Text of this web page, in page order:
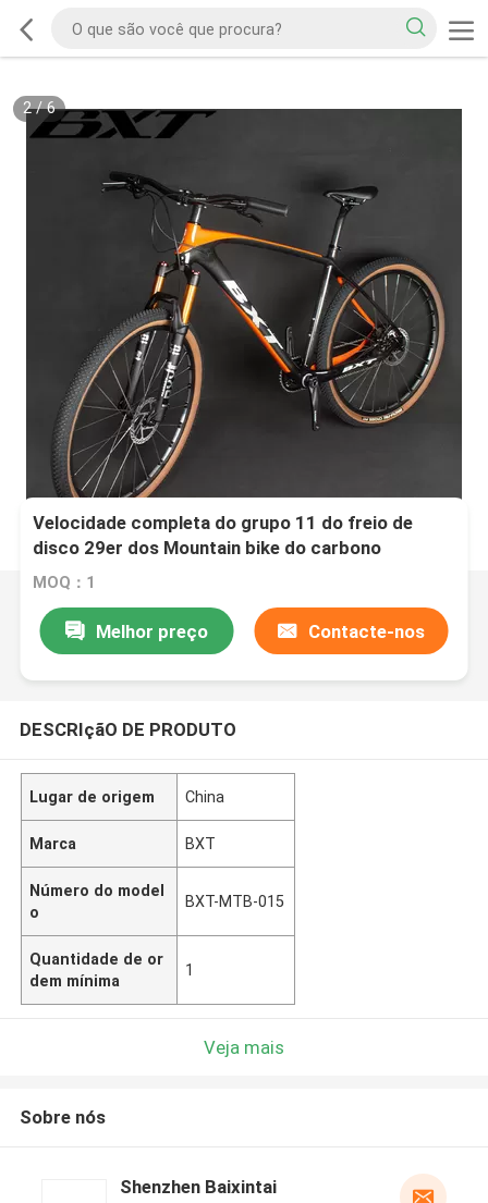
2/6
Velocidade completa do grupo 11 do freio de
disco 29er dos Mountain bike do carbono
completo Shimano
MOQ：1
Melhor preço Contacte-nos
DESCRIçãO DE PRODUTO
Lugar de origem China
Marca BXT
Número do model
o
BXT-MTB-015
Quantidade de or
dem mínima
1
Veja mais
Sobre nós
Shenzhen Baixintai